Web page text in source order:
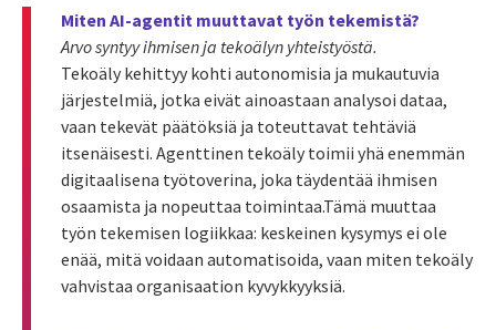
Miten AI-agentit muuttavat työn tekemistä?
Arvo syntyy ihmisen ja tekoälyn yhteistyöstä.
Tekoäly kehittyy kohti autonomisia ja mukautuvia
järjestelmiä, jotka eivät ainoastaan analysoi dataa,
vaan tekevät päätöksiä ja toteuttavat tehtäviä
itsenäisesti. Agenttinen tekoäly toimii yhä enemmän
digitaalisena työtoverina, joka täydentää ihmisen
osaamista ja nopeuttaa toimintaa.Tämä muuttaa
työn tekemisen logiikkaa: keskeinen kysymys ei ole
enää, mitä voidaan automatisoida, vaan miten tekoäly
vahvistaa organisaation kyvykkyyksiä.